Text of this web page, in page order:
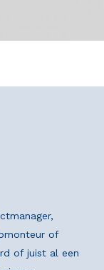
of
of juist al een